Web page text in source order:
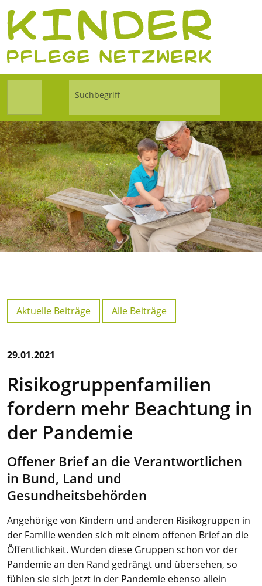
Aktuelle Beiträge Alle Beiträge
29.01.2021
Risikogruppenfamilien
fordern mehr Beachtung in
der Pandemie
Offener Brief an die Verantwortlichen
in Bund, Land und
Gesundheitsbehörden
Angehörige von Kindern und anderen Risikogruppen in
der Familie wenden sich mit einem offenen Brief an die
Öffentlichkeit. Wurden diese Gruppen schon vor der
Pandemie an den Rand gedrängt und übersehen, so
fühlen sie sich jetzt in der Pandemie ebenso allein